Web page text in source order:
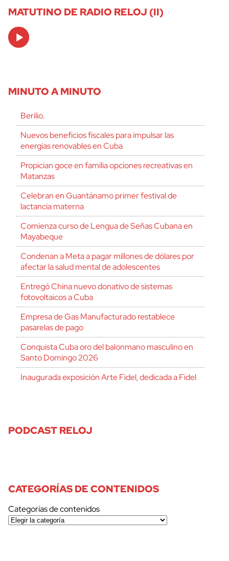
MATUTINO DE RADIO RELOJ (II)
Audio
Player
MINUTO A MINUTO
Berilio.
Nuevos beneficios fiscales para impulsar las
energías renovables en Cuba
Propician goce en familia opciones recreativas en
Matanzas
Celebran en Guantánamo primer festival de
lactancia materna
Comienza curso de Lengua de Señas Cubana en
Mayabeque
Condenan a Meta a pagar millones de dólares por
afectar la salud mental de adolescentes
Entregó China nuevo donativo de sistemas
fotovoltaicos a Cuba
Empresa de Gas Manufacturado restablece
pasarelas de pago
Conquista Cuba oro del balonmano masculino en
Santo Domingo 2026
Inaugurada exposición Arte Fidel, dedicada a Fidel
PODCAST RELOJ
CATEGORÍAS DE CONTENIDOS
Categorías de contenidos